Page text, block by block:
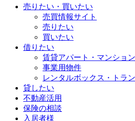
売りたい・買いたい
売買情報サイト
売りたい
買いたい
借りたい
賃貸アパート・マンション
事業用物件
レンタルボックス・トラ
貸したい
不動産活用
保険の相談
入居者様